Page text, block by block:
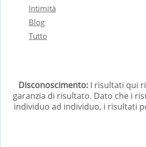
Intimità
Blog
Tutto
Disconoscimento:I risultati qui
garanzia di risultato. Dato che i
individuo ad individuo, i risultati